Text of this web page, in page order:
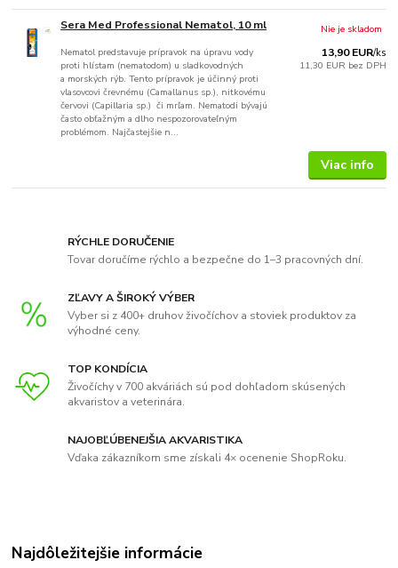
Sera Med Professional Nematol, 10 ml
Nematol predstavuje prípravok na úpravu vody
proti hlístam (nematodom) u sladkovodných
a morských rýb. Tento prípravok je účinný proti
vlasovcovi črevnému (Camallanus sp.), nitkovému
červovi (Capillaria sp.) či mrľam. Nematodi bývajú
často obťažným a dlho nespozorovateľným
problémom. Najčastejšie n...
13,90 EUR/ks
11,30 EUR bez DPH
Nie je skladom
Viac info
RÝCHLE DORUČENIE
Tovar doručíme rýchlo a bezpečne do 1–3 pracovných dní.
ZĽAVY A ŠIROKÝ VÝBER
Vyber si z 400+ druhov živočíchov a stoviek produktov za
výhodné ceny.
TOP KONDÍCIA
Živočíchy v 700 akváriách sú pod dohľadom skúsených
akvaristov a veterinára.
NAJOBĽÚBENEJŠIA AKVARISTIKA
Vďaka zákazníkom sme získali 4× ocenenie ShopRoku.
Najdôležitejšie informácie